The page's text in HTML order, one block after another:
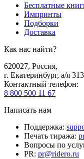
Бесплатные
Импринты
Подборки
Доставка
Как нас найти?
620027, Россия,
г. Екатеринбург, а/я 313
Контактный телефон:
8 800 500 11 67
Написать нам
Поддержка:
Печать тиража:
Вопросы по
PR: pr@ridero.ru